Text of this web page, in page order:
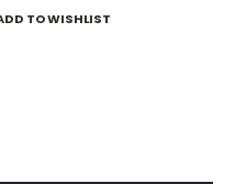
TO WISHLIST